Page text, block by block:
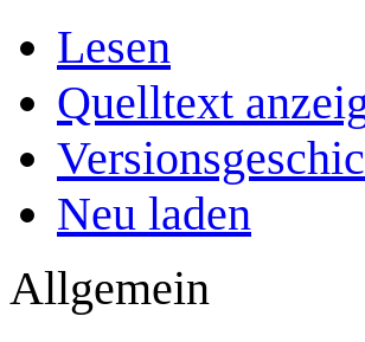
Lesen
Quelltext
Neu laden
Allgemein